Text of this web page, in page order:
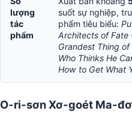
lượng
tác
phẩm
suốt sự nghiệp,
phẩm tiêu biểu:
Architects of Fate
Grandest Thing of
Who Thinks He
How to Get What
O-ri-sơn Xơ-goét Ma-